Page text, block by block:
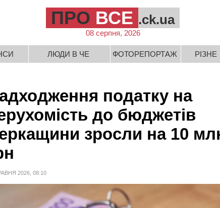
ПРО ВСЕ .ck.ua
08 серпня, 2026
ЛЮДИ В ЧЕ ФОТОРЕПОРТАЖ РІЗНЕ
податку на
до бюджетів
зросли на 10
2026, 08:10